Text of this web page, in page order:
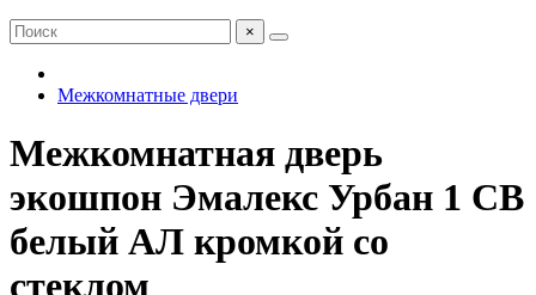
×
Межкомнатные двери
Межкомнатная дверь
экошпон Эмалекс Урбан 1 СВ
белый АЛ кромкой со
стеклом